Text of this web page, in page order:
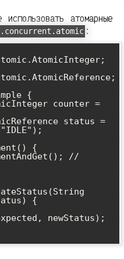
атомарные
:
{
status =
{
newStatus);